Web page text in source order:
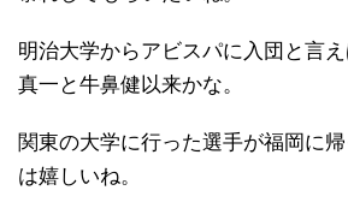
明治大学からアビスパに入団と言
真一と牛鼻健以来かな。
関東の大学に行った選手が福岡に
は嬉しいね。